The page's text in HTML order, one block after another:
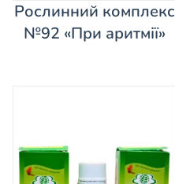
Рослинний комплекс
№92 «При аритмії»